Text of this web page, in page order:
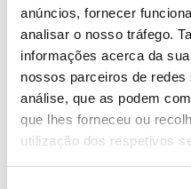
anúncios, fornecer
analisar o nosso tráfego.
informações acerca da
nossos parceiros de
análise, que as podem
que lhes forneceu ou
utilização dos respetivos
Fiat